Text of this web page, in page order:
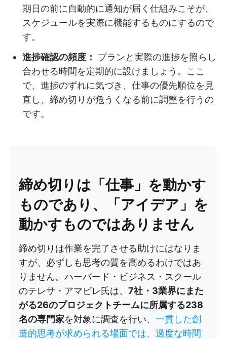
期日の前に自動的に通知が届く仕組みこそが、
スケジュールを実際に機能するものにするので
す。
進捗確認の頻度：
プランと実際の進捗を照らし
合わせる時間を定期的に設けましょう。ここ
で、進捗のずれに気づき、仕事の優先順位を見
直し、締め切りが危うくなる前に調整を行うの
です。
締め切りは「仕事」を動かす
ものであり、「アイデア」を
動かすものではありません
締め切りは作業を完了させる助けにはなりま
すが、必ずしも思考の質を高めるわけではあ
りません。ハーバード・ビジネス・スクール
のテレサ・アマビレ氏は、 7社・3業界にまた
がる26のプロジェクトチームに所属する238
名の専門家を対象に調査を行い、 一貫した創
造的思考が求められる場面では、過度な時間